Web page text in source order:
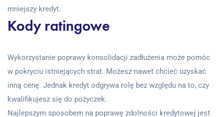
mniejszy kredyt.
Kody ratingowe
Wykorzystanie poprawy konsolidacji zadłużenia może pomóc
w pokryciu istniejących strat. Możesz nawet chcieć uzyskać
inną cenę. Jednak kredyt odgrywa rolę bez względu na to, czy
kwalifikujesz się do pożyczek.
Najlepszym sposobem na poprawę zdolności kredytowej jest